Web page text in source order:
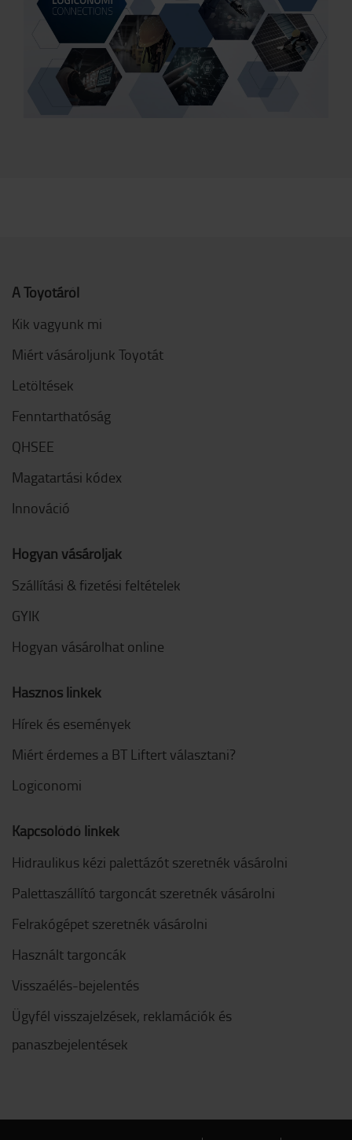
A Toyotáról
Kik vagyunk mi
Miért vásároljunk Toyotát
Letöltések
Fenntarthatóság
QHSEE
Magatartási kódex
Innováció
Hogyan vásároljak
Szállítási & fizetési feltételek
GYIK
Hogyan vásárolhat online
Hasznos linkek
Hírek és események
Miért érdemes a BT Liftert választani?
Logiconomi
Kapcsolódó linkek
Hidraulikus kézi palettázót szeretnék vásárolni
Palettaszállító targoncát szeretnék vásárolni
Felrakógépet szeretnék vásárolni
Használt targoncák
Visszaélés-bejelentés
Ügyfél visszajelzések, reklamációk és
panaszbejelentések